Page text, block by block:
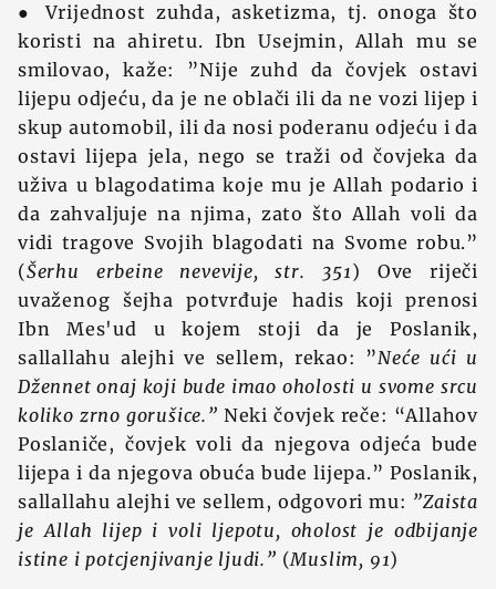
● Vrijednost zuhda, asketizma, tj. onoga što
koristi na ahiretu. Ibn Usejmin, Allah mu se
smilovao, kaže: ”Nije zuhd da čovjek ostavi
lijepu odjeću, da je ne oblači ili da ne vozi lijep i
skup automobil, ili da nosi poderanu odjeću i da
ostavi lijepa jela, nego se traži od čovjeka da
uživa u blagodatima koje mu je Allah podario i
da zahvaljuje na njima, zato što Allah voli da
vidi tragove Svojih blagodati na Svome robu.”
(Šerhu erbeine nevevije, str. 351) Ove riječi
uvaženog šejha potvrđuje hadis koji prenosi
Ibn Mes'ud u kojem stoji da je Poslanik,
sallallahu alejhi ve sellem, rekao: ”Neće ući u
Džennet onaj koji bude imao oholosti u svome srcu
koliko zrno gorušice.” Neki čovjek reče: “Allahov
Poslaniče, čovjek voli da njegova odjeća bude
lijepa i da njegova obuća bude lijepa.” Poslanik,
sallallahu alejhi ve sellem, odgovori mu: ”Zaista
je Allah lijep i voli ljepotu, oholost je odbijanje
istine i potcjenjivanje ljudi.” (Muslim, 91)